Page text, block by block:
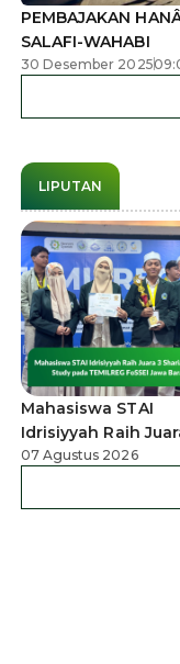
PEMBAJAKAN
SALAFI-WAHABI
30 Desember 2025
LIPUTAN
Mahasiswa STAI
Idrisiyyah Raih
Sharia Policy Case
pada TEMILREG
Jawa Barat 2026
07 Agustus 2026